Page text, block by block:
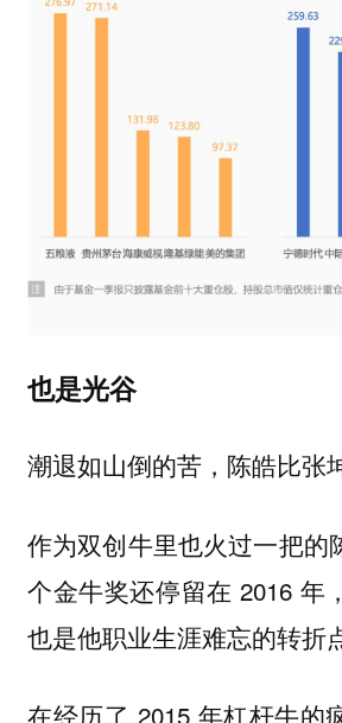
也是光谷
潮退如山倒的苦，陈皓比张
作为双创牛里也火过一把的
个金牛奖还停留在 2016 年
也是他职业生涯难忘的转折
在经历了 2015 年杠杆牛的